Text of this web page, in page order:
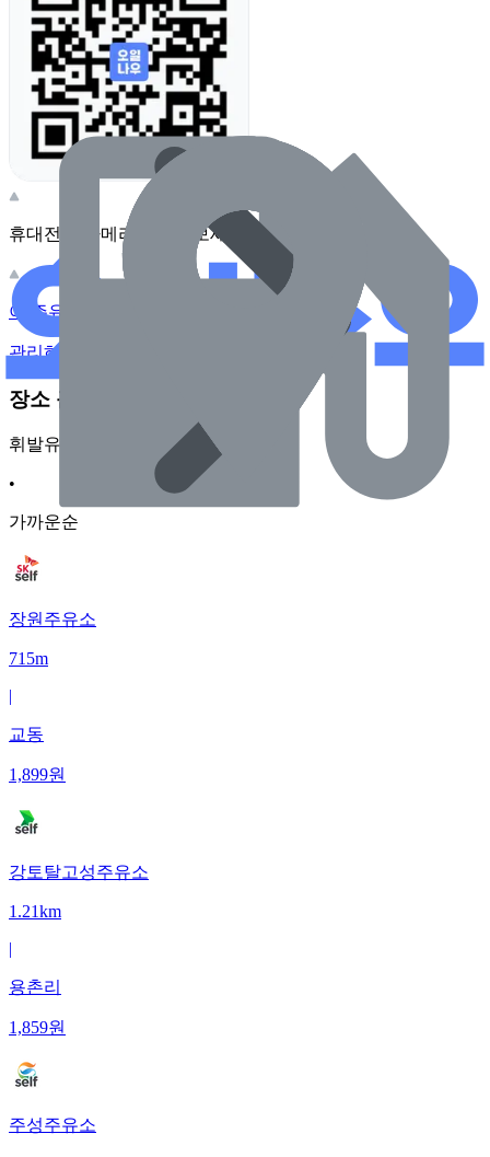
휴대전화 카메라로 찍어보세요
이 주유소의 사장님이신가요?
관리하기
장소 근처 주유소
휘발유
•
가까운순
장원주유소
715m
|
교동
1,899원
강토탈고성주유소
1.21km
|
용촌리
1,859원
주성주유소